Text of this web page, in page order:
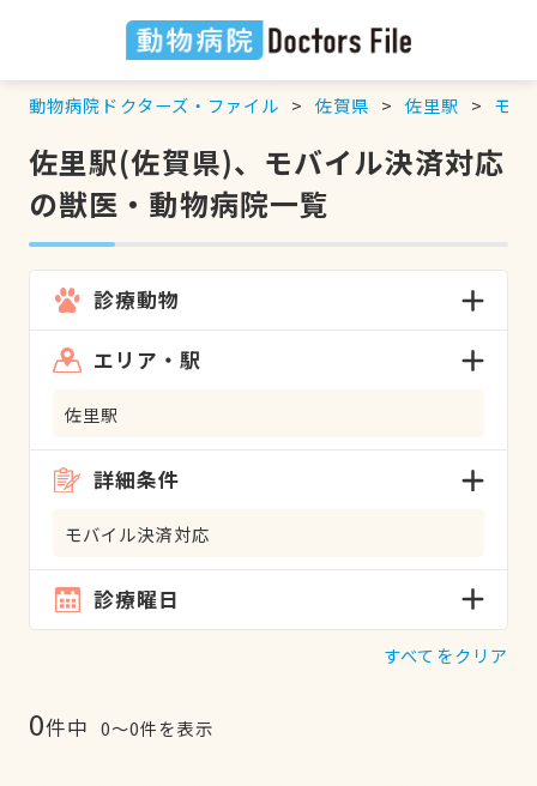
動物病院ドクターズ・ファイル 佐賀県 佐里駅 モバ
佐里駅(佐賀県)、モバイル決済対応
の獣医・動物病院一覧
診療動物
エリア・駅
佐里駅
詳細条件
モバイル決済対応
診療曜日
すべてをクリア
0件中 0〜0件を表示